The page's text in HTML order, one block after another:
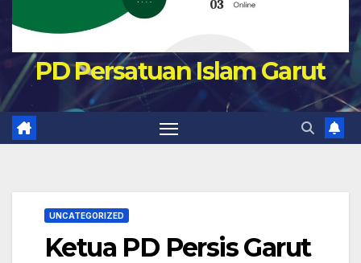
PD Persatuan Islam Garut
UNCATEGORIZED
Ketua PD Persis Garut